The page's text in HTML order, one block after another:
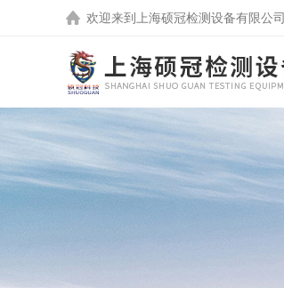
欢迎来到 上海硕冠检测设备有限公司